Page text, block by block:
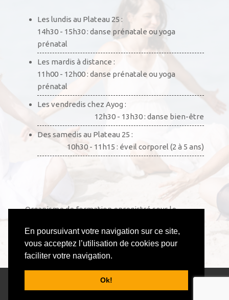
En poursuivant votre navigation sur ce site,
vous acceptez l’utilisation de cookies pour
faciliter votre navigation.
Ok!
Les lundis au Plateau 25 :
14h30 - 15h30 : danse prénatale ou yoga
prénatal
Les mardis à distance :
11h00 - 12h00 : danse prénatale ou yoga
prénatal
Les vendredis chez Ayog :
12h30 - 13h30 : danse bien-être
Des samedis au Plateau 25 :
10h30 - 11h15 : éveil corporel (2 à 5 ans)
Organisme de formation enregistré sous le
pas agrément de l’État.
© 2026 Anouchka Danse & Yoga - Tous droits
réservés - All rights reserved.